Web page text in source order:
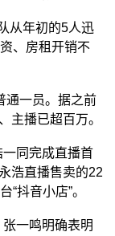
从年初的5人迅
、房租开销不
通一员。据之前
主播已超百万。
同完成直播首
浩直播售卖的22
抖音小店”。
一鸣明确表明